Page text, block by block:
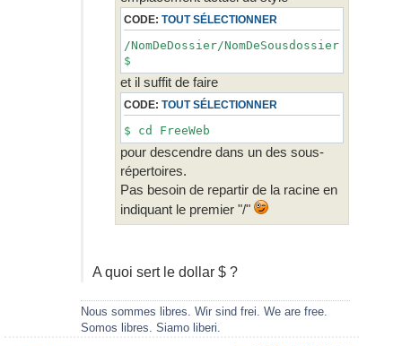
CODE: TOUT SÉLECTIONNER
/NomDeDossier/NomDeSousdossier/
$
et il suffit de faire
CODE: TOUT SÉLECTIONNER
$ cd FreeWeb
pour descendre dans un des sous-
répertoires.
Pas besoin de repartir de la racine en
indiquant le premier "/"
A quoi sert le dollar $ ?
Nous sommes libres. Wir sind frei. We are free.
Somos libres. Siamo liberi.